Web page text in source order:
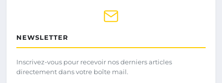
NEWSLETTER
Inscrivez-vous pour recevoir nos derniers articles
directement dans votre boîte mail.